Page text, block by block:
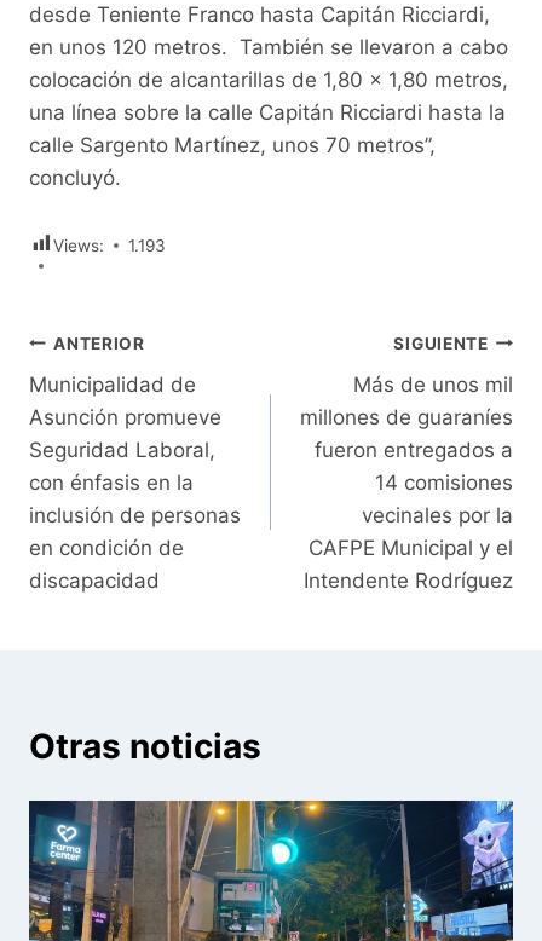
desde Teniente Franco hasta Capitán Ricciardi,
en unos 120 metros. También se llevaron a cabo
colocación de alcantarillas de 1,80 x 1,80 metros,
una línea sobre la calle Capitán Ricciardi hasta la
calle Sargento Martínez, unos 70 metros”,
concluyó.
Views: 1.193
Navegación
de
entradas
ANTERIOR
Municipalidad de
Asunción promueve
Seguridad Laboral,
con énfasis en la
inclusión de personas
en condición de
discapacidad
SIGUIENTE
Más de unos mil
millones de guaraníes
fueron entregados a
14 comisiones
vecinales por la
CAFPE Municipal y el
Intendente Rodríguez
Otras noticias